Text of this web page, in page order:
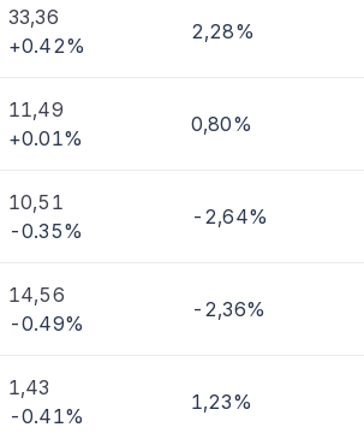
33,36
+0.42%
2,28%
11,49
+0.01%
0,80%
10,51
-0.35%
-2,64%
14,56
-0.49%
-2,36%
1,43
-0.41%
1,23%